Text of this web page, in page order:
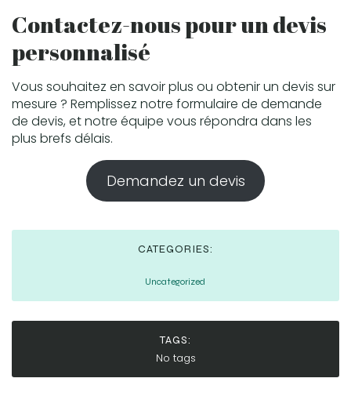
Contactez-nous pour un devis
personnalisé
Vous souhaitez en savoir plus ou obtenir un devis sur
mesure ? Remplissez notre formulaire de demande
de devis, et notre équipe vous répondra dans les
plus brefs délais.
Demandez un devis
CATEGORIES:
Uncategorized
TAGS:
No tags